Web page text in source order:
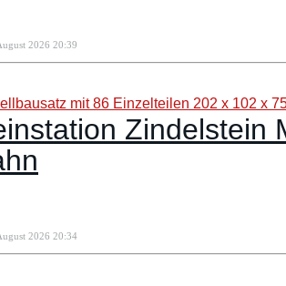
2026 20:39
2026 20:34